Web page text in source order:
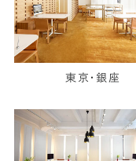
東京・銀座